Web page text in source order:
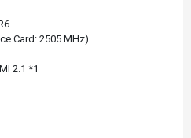
Card: 2505 MHz)
2.1 *1